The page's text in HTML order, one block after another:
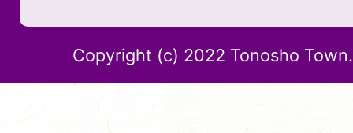
Copyright (c) 2022 Tonosho